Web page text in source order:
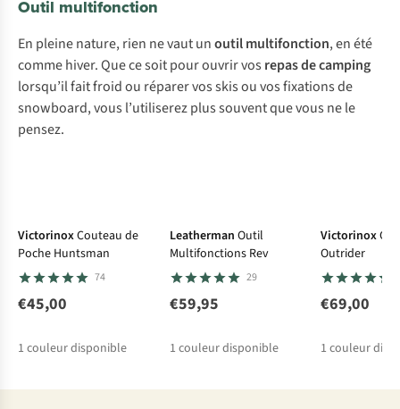
Outil multifonction
En pleine nature, rien ne vaut unoutil multifonction, en été
comme hiver. Que ce soit pour ouvrir vos repas de camping
lorsqu’il fait froid ou réparer vos skis ou vos fixations de
snowboard, vous l’utiliserez plus souvent que vous ne le
pensez.
VictorinoxCouteau de
Poche Huntsman
74
€45,00
1 couleur disponible
Leatherman Outil
Multifonctions Rev
29
€59,95
1 couleur disponible
Victorinox
Outrider
€69,00
1 couleur